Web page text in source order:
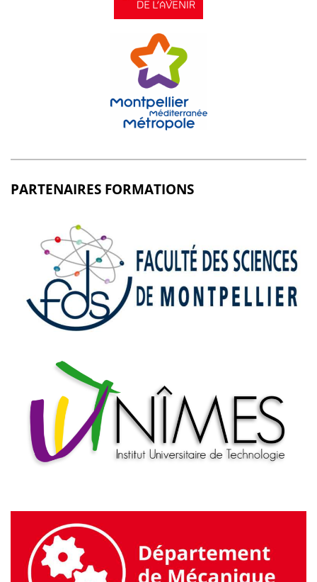
PARTENAIRES FORMATIONS